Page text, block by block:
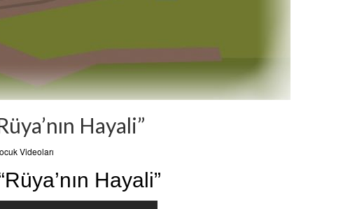
Hayali”
Videoları
Hayali”